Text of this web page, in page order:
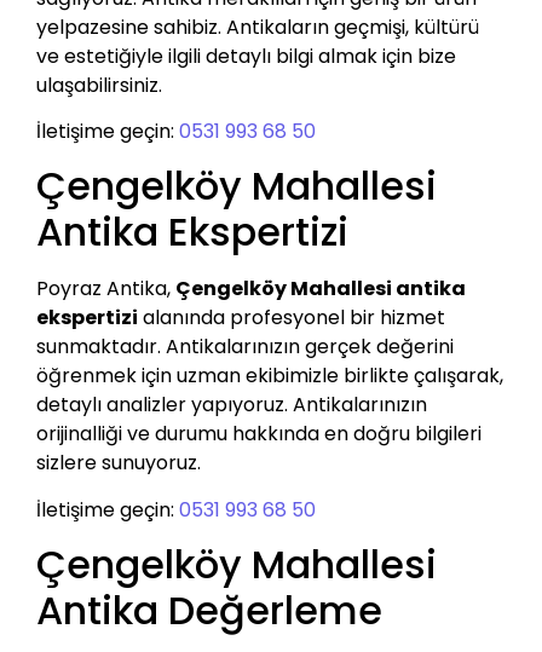
yelpazesine sahibiz. Antikaların geçmişi, kültürü
ve estetiğiyle ilgili detaylı bilgi almak için bize
ulaşabilirsiniz.
İletişime geçin: 0531 993 68 50
Çengelköy Mahallesi
Antika Ekspertizi
Poyraz Antika, Çengelköy Mahallesi antika
ekspertizi alanında profesyonel bir hizmet
sunmaktadır. Antikalarınızın gerçek değerini
öğrenmek için uzman ekibimizle birlikte çalışarak,
detaylı analizler yapıyoruz. Antikalarınızın
orijinalliği ve durumu hakkında en doğru bilgileri
sizlere sunuyoruz.
İletişime geçin: 0531 993 68 50
Çengelköy Mahallesi
Antika Değerleme